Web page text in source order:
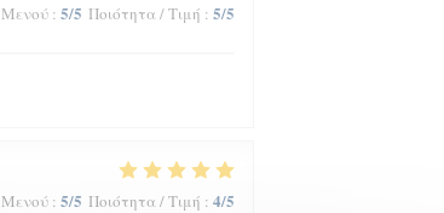
Μενού: 5/5 Ποιότητα / Τιμή : 5/5
Μενού: 5/5 Ποιότητα / Τιμή : 4/5